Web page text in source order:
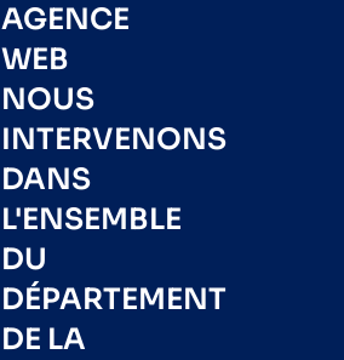
AGENCE
WEB
NOUS
INTERVENONS
DANS
L'ENSEMBLE
DU
DÉPARTEMENT
DE LA